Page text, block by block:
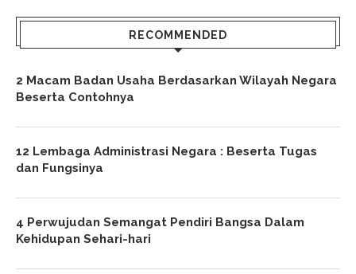
RECOMMENDED
2 Macam Badan Usaha Berdasarkan Wilayah Negara
Beserta Contohnya
12 Lembaga Administrasi Negara : Beserta Tugas
dan Fungsinya
4 Perwujudan Semangat Pendiri Bangsa Dalam
Kehidupan Sehari-hari